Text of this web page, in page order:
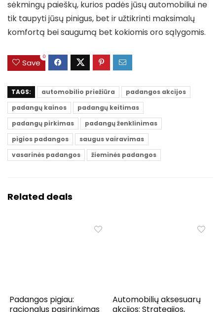
sėkmingų paieškų, kurios padės jūsų automobiliui ne
tik taupyti jūsų pinigus, bet ir užtikrinti maksimalų
komfortą bei saugumą bet kokiomis oro sąlygomis.
Save
0
TAGS: automobilio priežiūra
padangos akcijos
padangų kainos
padangų keitimas
padangų pirkimas
padangų ženklinimas
pigios padangos
saugus vairavimas
vasarinės padangos
žieminės padangos
Related deals
Padangos pigiau:
racionalus pasirinkimas
Automobilių aksesuarų
akcijos: Strategijos,